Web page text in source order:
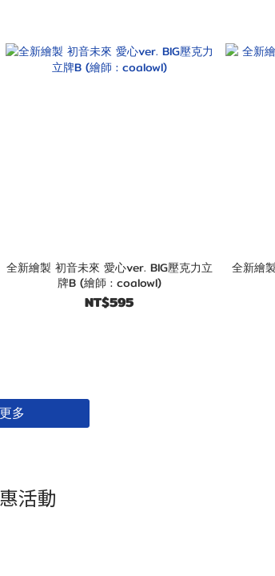
全新繪製 初音未來 愛心ver. BIG壓克力立
牌B (繪師 : coalowl)
NT$595
全新繪
多
活動